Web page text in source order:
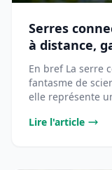
Serres
à distance,
En bref La serre
fantasme de
elle représente
Lire l'article